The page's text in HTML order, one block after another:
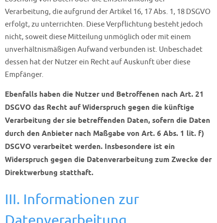
Verarbeitung, die aufgrund der Artikel 16, 17 Abs. 1, 18 DSGVO
erfolgt, zu unterrichten. Diese Verpflichtung besteht jedoch
nicht, soweit diese Mitteilung unmöglich oder mit einem
unverhältnismäßigen Aufwand verbunden ist. Unbeschadet
dessen hat der Nutzer ein Recht auf Auskunft über diese
Empfänger.
Ebenfalls haben die Nutzer und Betroffenen nach Art. 21
DSGVO das Recht auf Widerspruch gegen die künftige
Verarbeitung der sie betreffenden Daten, sofern die Daten
durch den Anbieter nach Maßgabe von Art. 6 Abs. 1 lit. f)
DSGVO verarbeitet werden. Insbesondere ist ein
Widerspruch gegen die Datenverarbeitung zum Zwecke der
Direktwerbung statthaft.
III. Informationen zur